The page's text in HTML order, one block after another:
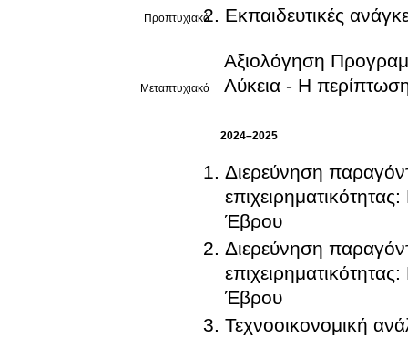
Προπτυχιακό
Εκπαιδευτικές
Μεταπτυχιακό
Αξιολόγηση
Λύκεια - Η
2024–2025
Διερεύνηση
Έβρου
Διερεύνηση
Έβρου
Τεχνοοικονομική